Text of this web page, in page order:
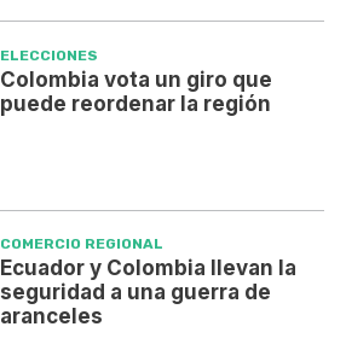
ELECCIONES
Colombia vota un giro que
puede reordenar la región
COMERCIO REGIONAL
Ecuador y Colombia llevan la
seguridad a una guerra de
aranceles